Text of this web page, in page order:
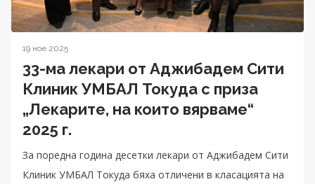
19 ное 2025
33-ма лекари от Аджибадем Сити
Клиник УМБАЛ Токуда с приза
„Лекарите, на които вярваме“
2025 г.
За поредна година десетки лекари от Аджибадем Сити
Клиник УМБАЛ Токуда бяха отличени в класацията на